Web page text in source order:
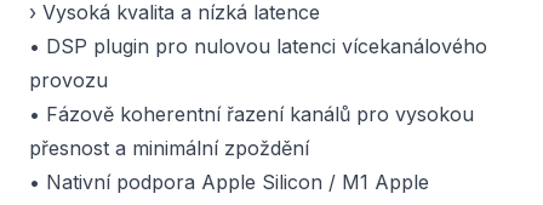
› Vysoká kvalita a nízká latence
• DSP plugin pro nulovou latenci vícekanálového
provozu
• Fázově koherentní řazení kanálů pro vysokou
přesnost a minimální zpoždění
• Nativní podpora Apple Silicon / M1 Apple